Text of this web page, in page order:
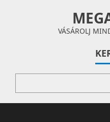
VÁSÁROLJ